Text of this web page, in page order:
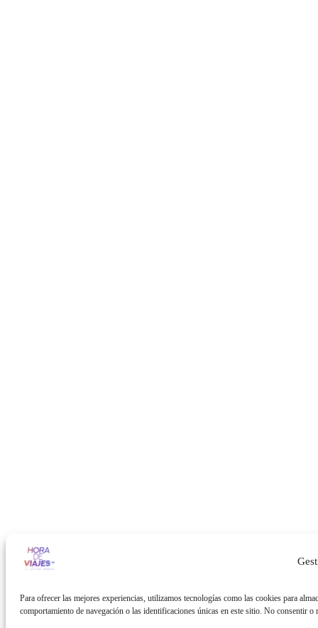
Para ofrecer las mejores experiencias, utilizamos tecnologías como las cookies para
comportamiento de navegación o las identificaciones únicas en este sitio. No consentir